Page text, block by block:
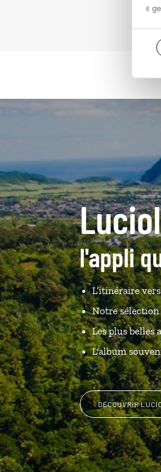
«
l'appli
L’itinéraire
Notre sélection
Les plus belles
L'album
DÉCOUVRIR